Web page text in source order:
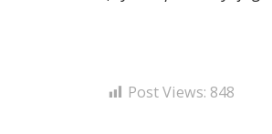
Post Views: 848